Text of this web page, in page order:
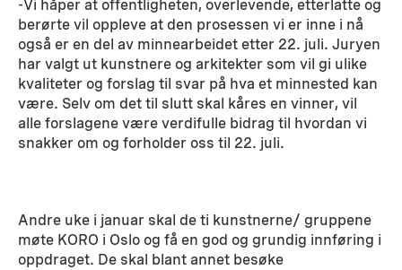
-Vi håper at offentligheten, overlevende, etterlatte og
berørte vil oppleve at den prosessen vi er inne i nå
også er en del av minnearbeidet etter 22. juli. Juryen
har valgt ut kunstnere og arkitekter som vil gi ulike
kvaliteter og forslag til svar på hva et minnested kan
være. Selv om det til slutt skal kåres en vinner, vil
alle forslagene være verdifulle bidrag til hvordan vi
snakker om og forholder oss til 22. juli.
Andre uke i januar skal de ti kunstnerne/ gruppene
møte KORO i Oslo og få en god og grundig innføring i
oppdraget. De skal blant annet besøke